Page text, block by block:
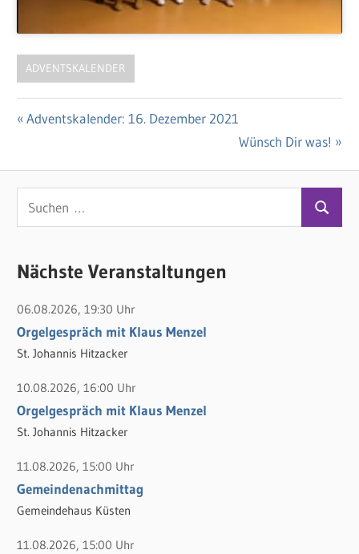
ADVENTSKALENDER
Vorheriger
Adventskalender: 16. Dezember 2021
Nächster
Wünsch Dir was!
u
h
n
n
a
c
h
:
Nächste Veranstaltungen
06.08.2026, 19:30 Uhr
Orgelgespräch mit Klaus Menzel
St. Johannis Hitzacker
10.08.2026, 16:00 Uhr
Orgelgespräch mit Klaus Menzel
St. Johannis Hitzacker
11.08.2026, 15:00 Uhr
Gemeindenachmittag
Gemeindehaus Küsten
11.08.2026, 15:00 Uhr